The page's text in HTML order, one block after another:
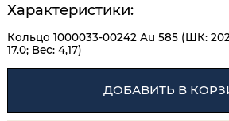
Характеристики:
Кольцо 1000033-00242 Au 585 (ШК:
17.0; Вес: 4,17)
ДОБАВИТЬ В